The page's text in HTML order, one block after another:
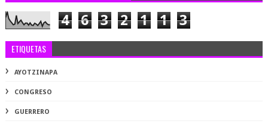
4 6 3 2 1 1 3
ETIQUETAS
AYOTZINAPA
CONGRESO
GUERRERO